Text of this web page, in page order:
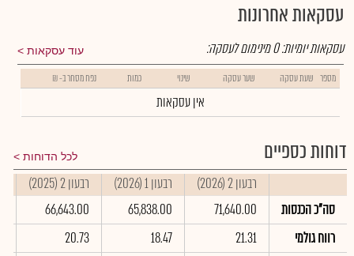
עסקאות אחרונות
עוד עסקאות עסקאות יומיות:0מינימום לעסקה:
מספר שעת עסקה שער עסקה שינוי כמות נפח מסחר ב- ₪
אין עסקאות
דוחות כספיים לכל הדוחות
רבעון 2 (2026) רבעון 1 (2026) רבעון 2 (2025)
סה"כ הכנסות
71,640.00
65,838.00
66,643.00
רווח גולמי
21.31
18.47
20.73